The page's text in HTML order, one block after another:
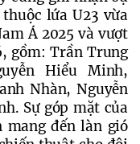
lứa U23 vừa
Á 2025 và vượt
gồm: Trần Trung
Hiểu Minh,
Nhàn, Nguyễn
Sự góp mặt của
mang đến làn gió